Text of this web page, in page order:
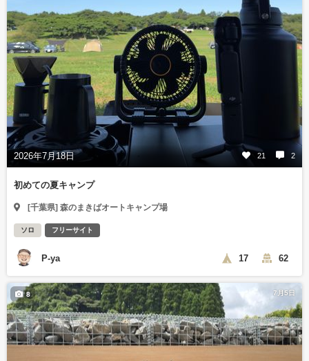
2026年7月18日 21 2
初めての夏キャンプ
[千葉県] 森のまきばオートキャンプ場
ソロ フリーサイト
P-ya 17 62
7月5日
8